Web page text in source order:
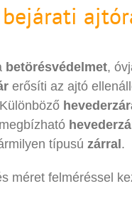
betörésvédelmet,
erősíti az ajtó
típusú zárral .
méret felméréssel